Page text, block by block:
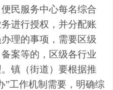
民服务中心每名综合
进行授权， 并分配账
理的事项，需要区级
案等的，区级各行业
镇（街道）要根据推
”工作机制需要，明确综